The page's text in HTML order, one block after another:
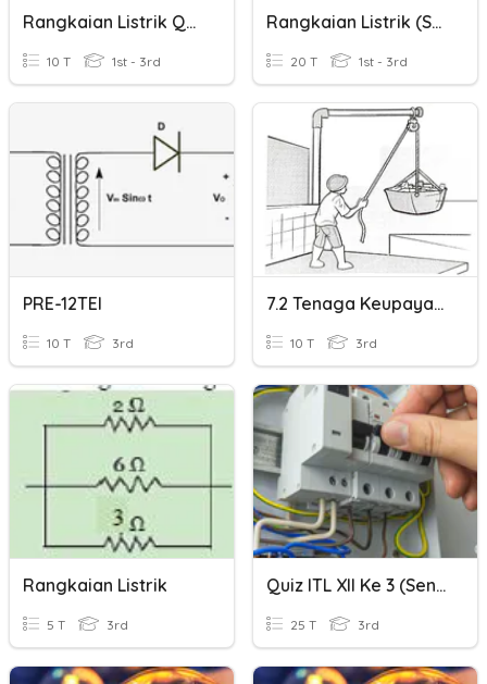
Rangkaian Listrik Quiz 2
10 T 1st - 3rd
Rangkaian Listrik (seri Paralel)
20 T 1st - 3rd
PRE-12TEI
10 T 3rd
7.2 Tenaga Keupayaan Dan Tenaga Kinetik (sains Tingkatan 3)
10 T 3rd
Rangkaian Listrik
5 T 3rd
Quiz ITL XII Ke 3 (Senin 13 - 11 -2022) SMK N 1 SUmatera Barat
25 T 3rd